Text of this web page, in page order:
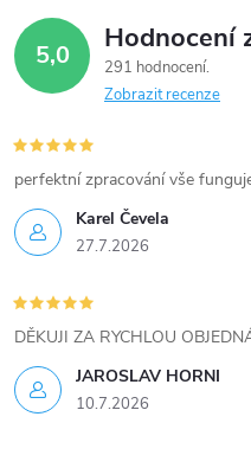
v
k
v
ý
p
i
s
u
5,0 Hodnocení
291 hodnocení
Zobrazit recenze
Karel Čevela
27.7.2026
perfektní zpracování vše
JAROSLAV HORNI
10.7.2026
DĚKUJI ZA RYCHLOU